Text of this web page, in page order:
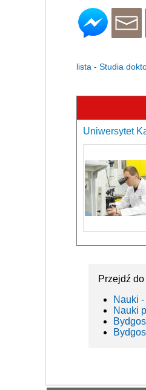
lista - Studia
Uniwersytet
Przejdź do
Nauki
Nauki